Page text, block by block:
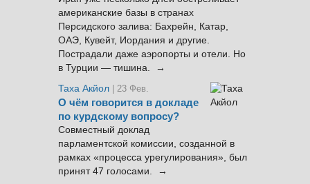
американские базы в странах
Персидского залива: Бахрейн, Катар,
ОАЭ, Кувейт, Иордания и другие.
Пострадали даже аэропорты и отели. Но
в Турции — тишина. →
Таха Акйол | 23 Фев.
О чём говорится в докладе
по курдскому вопросу?
Совместный доклад
парламентской комиссии, созданной в
рамках «процесса урегулирования», был
принят 47 голосами. →